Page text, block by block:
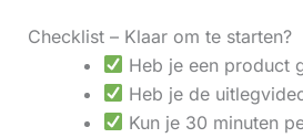
Checklist – Klaar om te starten?
Heb je een product
Heb je de
Kun je 30 minuten